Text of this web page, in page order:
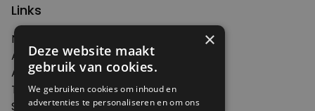
Links
Nieuws
Artikelen
Agenda
Thema's
Shop
×
Deze website maakt
gebruik van cookies.
We gebruiken cookies om inhoud en
advertenties te personaliseren en om ons